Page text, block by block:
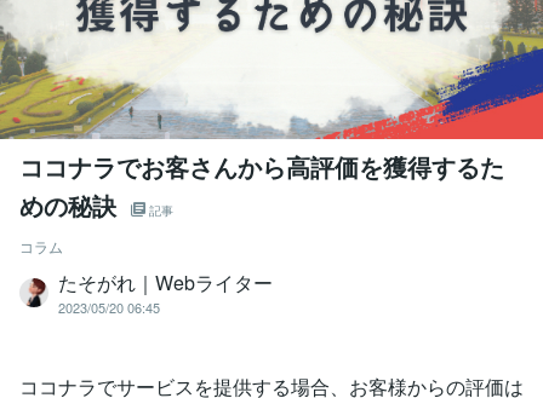
ココナラでお客さんから高評価を獲得するた
めの秘訣
記事
コラム
たそがれ｜Webライター
2023/05/20 06:45
ココナラでサービスを提供する場合、お客様からの評価は